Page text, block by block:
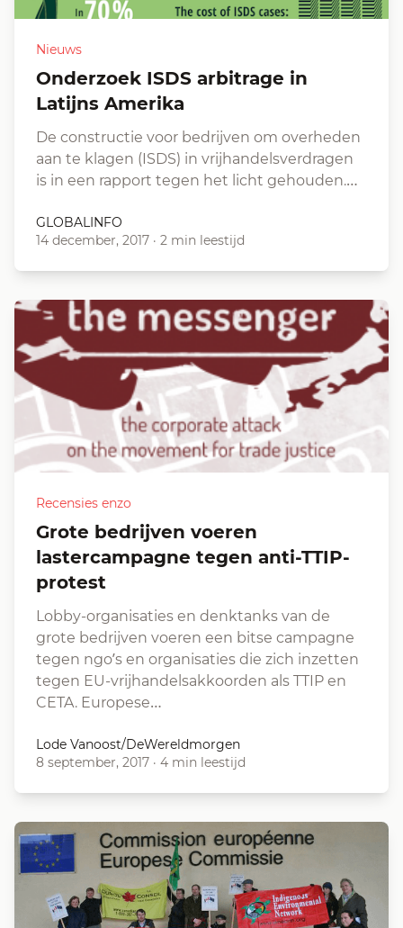
Nieuws
Onderzoek ISDS arbitrage in
Latijns Amerika
De constructie voor bedrijven om overheden
aan te klagen (ISDS) in vrijhandelsverdragen
is in een rapport tegen het licht gehouden.…
GLOBALINFO
14 december, 2017 · 2 min leestijd
Recensies enzo
Grote bedrijven voeren
lastercampagne tegen anti-TTIP-
protest
Lobby-organisaties en denktanks van de
grote bedrijven voeren een bitse campagne
tegen ngo’s en organisaties die zich inzetten
tegen EU-vrijhandelsakkoorden als TTIP en
CETA. Europese…
Lode Vanoost/DeWereldmorgen
8 september, 2017 · 4 min leestijd